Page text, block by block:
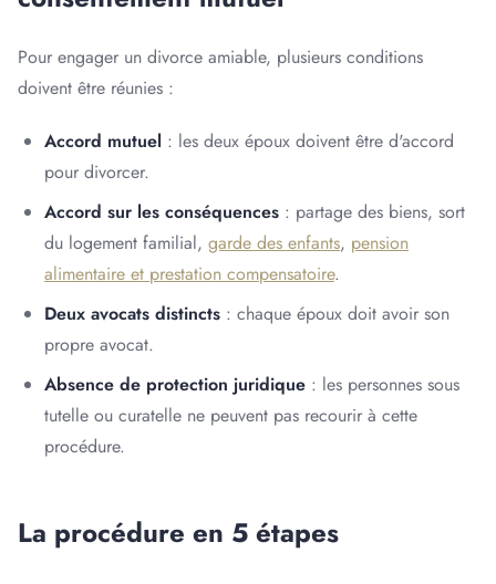
Pour engager un divorce amiable, plusieurs conditions
doivent être réunies :
Accord mutuel : les deux époux doivent être d'accord
pour divorcer.
Accord sur les conséquences : partage des biens, sort
du logement familial, garde des enfants, pension
alimentaire et prestation compensatoire.
Deux avocats distincts : chaque époux doit avoir son
propre avocat.
Absence de protection juridique : les personnes sous
tutelle ou curatelle ne peuvent pas recourir à cette
procédure.
La procédure en 5 étapes